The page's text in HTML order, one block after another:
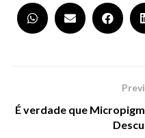
É verdade que